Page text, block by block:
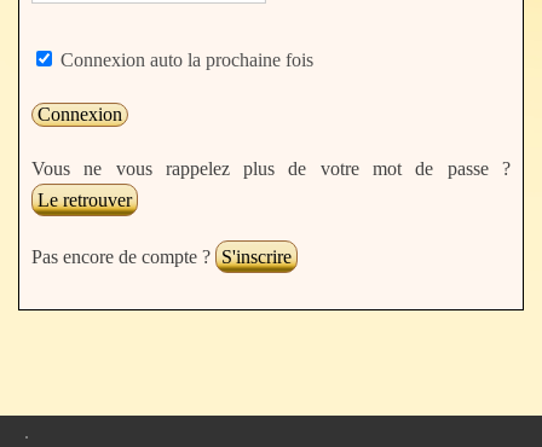
Connexion auto la prochaine fois
Vous ne vous rappelez plus de votre mot de passe ?
Le retrouver
Pas encore de compte ? S'inscrire
.